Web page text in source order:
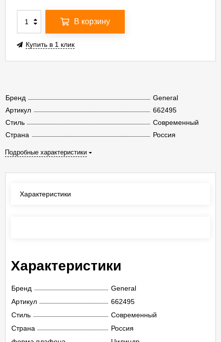
Бренд
General
Артикул
662495
Стиль
Современный
Страна
Россия
Подробные характеристики
В корзину
Купить в 1 клик
Характеристики
Характеристики
Бренд
General
Артикул
662495
Стиль
Современный
Страна
Россия